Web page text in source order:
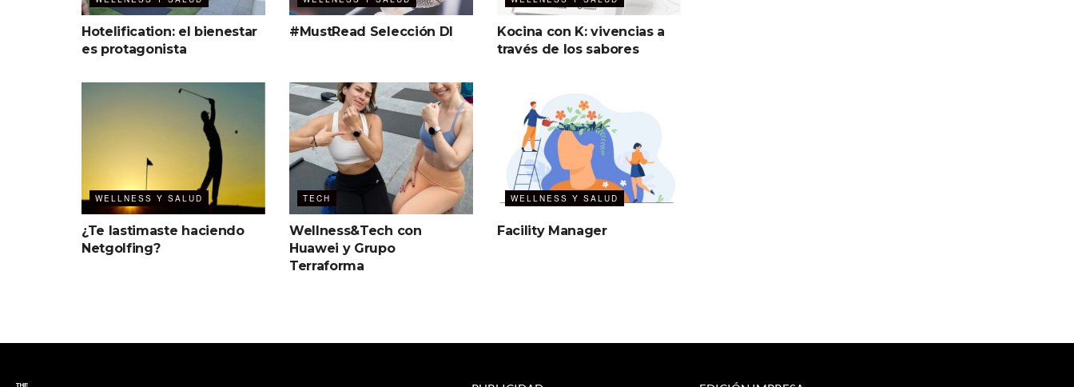
Hotelification: el bienestar
es protagonista
#MustRead Selección DI
Kocina con K: vivencias a
través de los sabores
WELLNESS Y SALUD
¿Te lastimaste haciendo
Netgolfing?
TECH
Wellness&Tech con
Huawei y Grupo
Terraforma
WELLNESS Y SALUD
Facility Manager